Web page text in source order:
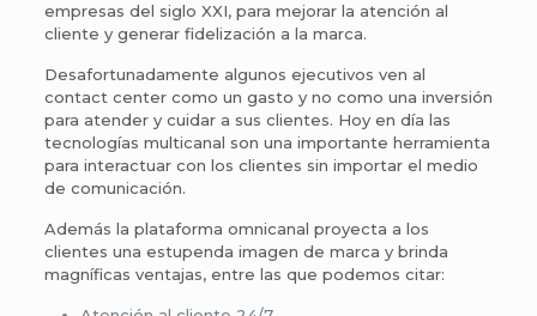
empresas del siglo XXI, para mejorar la atención al
cliente y generar fidelización a la marca.
Desafortunadamente algunos ejecutivos ven al
contact center como un gasto y no como una inversión
para atender y cuidar a sus clientes. Hoy en día las
tecnologías multicanal son una importante herramienta
para interactuar con los clientes sin importar el medio
de comunicación.
Además la plataforma omnicanal proyecta a los
clientes una estupenda imagen de marca y brinda
magníficas ventajas, entre las que podemos citar: